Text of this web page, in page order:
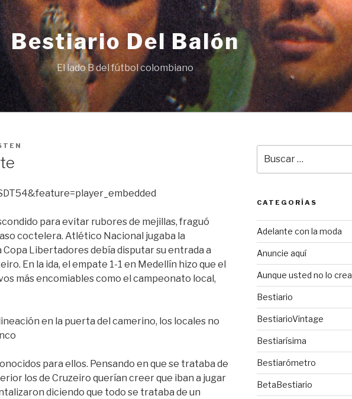
Bestiario Del Balón
El lado B del fútbol colombiano
para evitar rubores de mejillas, fraguó
coctelera. Atlético Nacional jugaba la
Libertadores debía disputar su entrada a
En la ida, el empate 1-1 en Medellín hizo que el
más encomiables como el campeonato local,
en la puerta del camerino, los locales no
para ellos. Pensando en que se trataba de
los de Cruzeiro querían creer que iban a jugar
diciendo que todo se trataba de un
por:
CATEGORÍAS
Adelante con la moda
Anuncie aquí
Aunque usted no lo crea
Bestiario
BestiarioVintage
Bestiarísima
Bestiarómetro
BetaBestiario